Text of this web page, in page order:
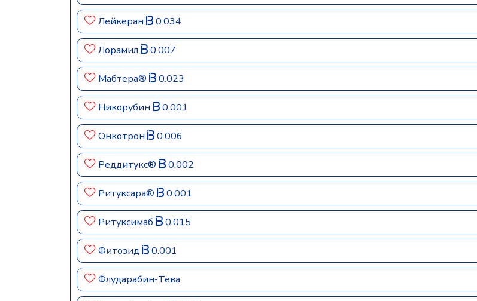
Лейкеран 0.034
Лорамил 0.007
Мабтера® 0.023
Никорубин 0.001
Онкотрон 0.006
Реддитукс® 0.002
Ритуксара® 0.001
Ритуксимаб 0.015
Фитозид 0.001
Флударабин-Тева